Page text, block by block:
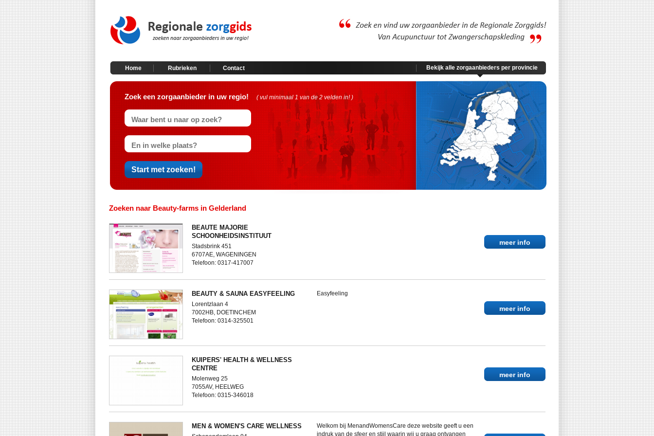
Home Rubrieken Contact Bekijk alle zorgaanbieders per provincie
Zoek een zorgaanbieder in uw regio! ( vul minimaal 1 van de 2 velden in! )
Zoeken naar Beauty-farms in Gelderland
BEAUTE MAJORIE
SCHOONHEIDSINSTITUUT
Stadsbrink 451
6707AE, WAGENINGEN
Telefoon: 0317-417007
meer info
BEAUTY & SAUNA EASYFEELING
Lorentzlaan 4
7002HB, DOETINCHEM
Telefoon: 0314-325501
Easyfeeling
meer info
KUIPERS' HEALTH & WELLNESS
CENTRE
Molenweg 25
7055AV, HEELWEG
Telefoon: 0315-346018
meer info
MEN & WOMEN'S CARE WELLNESS
Welkom bij MenandWomensCare deze website geeft u een
indruk van de sfeer en stijl waarin wij u graag ontvangen